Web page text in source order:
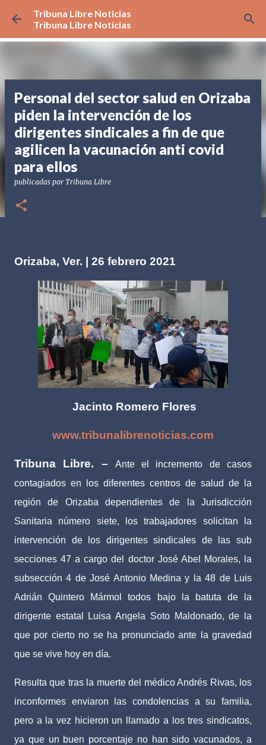
Ir al contenido principal
Tribuna Libre Noticias
Tribuna Libre Noticias
Personal del sector salud en Orizaba
piden la intervención de los
dirigentes sindicales a fin de que
agilicen la vacunación anti covid
para ellos
publicadas por Tribuna Libre
Orizaba, Ver. | 26 febrero 2021
Jacinto Romero Flores
www.tribunalibrenoticias.com
Tribuna Libre. –
Ante el incremento de casos
contagiados en los diferentes centros de salud de la
región de Orizaba dependientes de la Jurisdicción
Sanitaria número siete, los trabajadores solicitan la
intervención de los dirigentes sindicales de las sub
secciones 47 a cargo del doctor José Abel Morales, la
subsección 4 de José Antonio Medina y la 48 de Luis
Adrián Quintero Mármol todos bajo la batuta de la
dirigente estatal Luisa Angela Soto Maldonado, de la
que por cierto no se ha pronunciado ante la gravedad
que se vive hoy en día.
Resulta que tras la muerte del médico Andrés Rivas, los
inconformes enviaron las condolencias a su familia,
pero a la vez hicieron un llamado a los tres sindicatos,
ya que un buen porcentaje no han sido vacunados, a